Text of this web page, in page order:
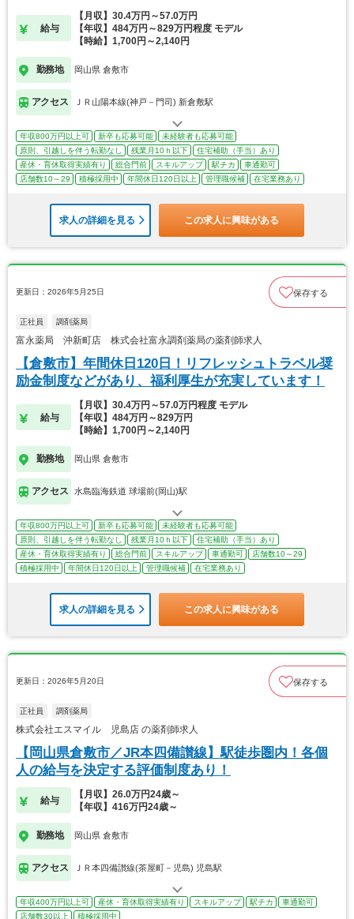
給与
【月収】30.4万円～57.0万円
【年収】484万円～829万円程度 モデル
【時給】1,700円～2,140円
勤務地 岡山県 倉敷市
アクセス ＪＲ山陽本線(神戸－門司) 新倉敷駅
年収800万円以上可 新卒も応募可能
未経験者も応募可能
原則、引越しを伴う転勤なし
残業月10ｈ以下
住宅補助（手当）あり
産休・育休取得実績有り
総合門前 スキルアップ 駅チカ
車通勤可
店舗数10～29
積極採用中 年間休日120日以上 管理職候補 在宅業務あり
求人の詳細を見る この求人に興味がある
更新日：2026年5月25日 保存する
正社員 調剤薬局
富永薬局 沖新町店 株式会社富永調剤薬局の薬剤師求人
【倉敷市】年間休日120日！リフレッシュトラベル奨
励金制度などがあり、福利厚生が充実しています！
給与
【月収】30.4万円～57.0万円程度 モデル
【年収】484万円～829万円
【時給】1,700円～2,140円
勤務地 岡山県 倉敷市
アクセス 水島臨海鉄道 球場前(岡山)駅
年収800万円以上可 新卒も応募可能
未経験者も応募可能
原則、引越しを伴う転勤なし
残業月10ｈ以下
住宅補助（手当）あり
産休・育休取得実績有り
総合門前 スキルアップ 車通勤可
店舗数10～29
積極採用中
年間休日120日以上 管理職候補 在宅業務あり
求人の詳細を見る この求人に興味がある
更新日：2026年5月20日 保存する
正社員 調剤薬局
株式会社エスマイル 児島店 の薬剤師求人
【岡山県倉敷市／JR本四備讃線】駅徒歩圏内！各個
人の給与を決定する評価制度あり！
給与
【月収】26.0万円24歳～
【年収】416万円24歳～
勤務地 岡山県 倉敷市
アクセス ＪＲ本四備讃線(茶屋町－児島) 児島駅
年収400万円以上可 産休・育休取得実績有り スキルアップ 駅チカ
車通勤可
店舗数30以上
積極採用中